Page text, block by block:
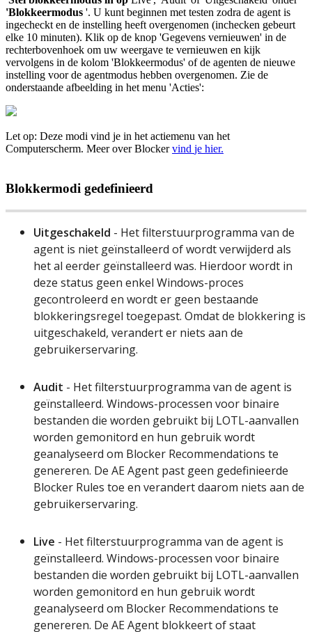
'Blokkeermodus '. U kunt beginnen met testen zodra de agent is
ingecheckt en de instelling heeft overgenomen (inchecken gebeurt
elke 10 minuten). Klik op de knop 'Gegevens vernieuwen' in de
rechterbovenhoek om uw weergave te vernieuwen en kijk
vervolgens in de kolom 'Blokkeermodus' of de agenten de nieuwe
instelling voor de agentmodus hebben overgenomen. Zie de
onderstaande afbeelding in het menu 'Acties':
Let op: Deze modi vind je in het actiemenu van het
Computerscherm. Meer over Blocker vind je hier.
Blokkermodi gedefinieerd
Uitgeschakeld - Hetfilterstuurprogramma van de
agent is niet geïnstalleerd ofwordtverwijderd als
hetal eerder geïnstalleerd was. Hierdoorwordt in
deze status geen enkel Windows-proces
gecontroleerd en wordter geen bestaande
blokkeringsregel toegepast. Omdatde blokkering is
uitgeschakeld, veranderter niets aan de
gebruikerservaring.
Audit - Hetfilterstuurprogramma van de agent is
geïnstalleerd. Windows-processen voor binaire
bestanden die worden gebruikt bij LOTL-aanvallen
worden gemonitord en hun gebruikwordt
geanalyseerd om Blocker Recommendations te
genereren. De AEAgent past geen gedefinieerde
Blocker Rules toe en verandertdaarom niets aan de
gebruikerservaring.
Live - Hetfilterstuurprogramma van de agent is
geïnstalleerd. Windows-processen voor binaire
bestanden die worden gebruikt bij LOTL-aanvallen
worden gemonitord en hun gebruikwordt
geanalyseerd om Blocker Recommendations te
genereren. De AEAgent blokkeertofstaat